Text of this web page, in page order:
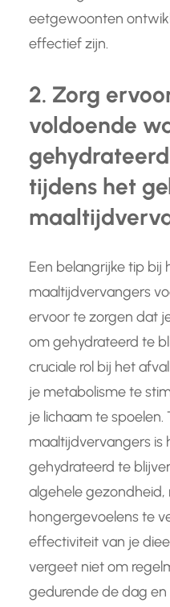
eetgewoonten
effectief zijn.
2. Zorg
voldoende
tijdens het
Een belangrijke tip bij
maaltijdvervangers
ervoor te zorgen dat
om gehydrateerd te
cruciale rol bij het
je metabolisme te
je lichaam te
maaltijdvervangers is
gehydrateerd te
algehele
hongergevoelens te
effectiviteit van je
vergeet niet om
gedurende de dag